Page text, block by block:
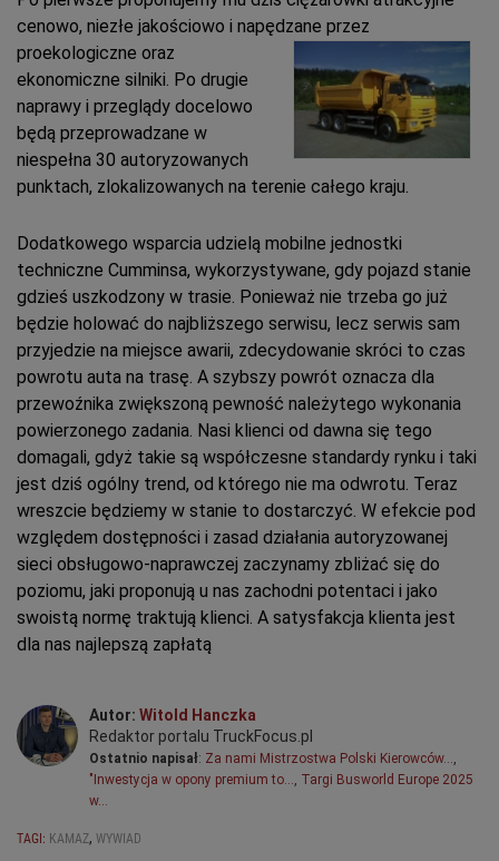
cenowo, niezłe jakościowo i napędzane przez
proekologiczne oraz
ekonomiczne silniki. Po drugie
naprawy i przeglądy docelowo
będą przeprowadzane w
niespełna 30 autoryzowanych
punktach, zlokalizowanych na terenie całego kraju.
Dodatkowego wsparcia udzielą mobilne jednostki
techniczne Cumminsa, wykorzystywane, gdy pojazd stanie
gdzieś uszkodzony w trasie. Ponieważ nie trzeba go już
będzie holować do najbliższego serwisu, lecz serwis sam
przyjedzie na miejsce awarii, zdecydowanie skróci to czas
powrotu auta na trasę. A szybszy powrót oznacza dla
przewoźnika zwiększoną pewność należytego wykonania
powierzonego zadania. Nasi klienci od dawna się tego
domagali, gdyż takie są współczesne standardy rynku i taki
jest dziś ogólny trend, od którego nie ma odwrotu. Teraz
wreszcie będziemy w stanie to dostarczyć. W efekcie pod
względem dostępności i zasad działania autoryzowanej
sieci obsługowo-naprawczej zaczynamy zbliżać się do
poziomu, jaki proponują u nas zachodni potentaci i jako
swoistą normę traktują klienci. A satysfakcja klienta jest
dla nas najlepszą zapłatą
Autor: Witold Hanczka
Redaktor portalu TruckFocus.pl
Ostatnio napisał: Za nami Mistrzostwa Polski Kierowców…,
"Inwestycja w opony premium to…, Targi Busworld Europe 2025
w…
TAGI: KAMAZ, WYWIAD